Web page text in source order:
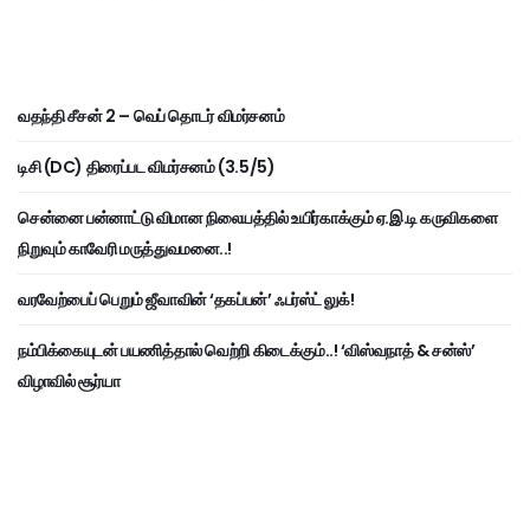
வதந்தி சீசன் 2 – வெப் தொடர் விமர்சனம்
டிசி (DC) திரைப்பட விமர்சனம் (3.5/5)
சென்னை பன்னாட்டு விமான நிலையத்தில் உயிர்காக்கும் ஏ.இ.டி கருவிகளை
நிறுவும் காவேரி மருத்துவமனை..!
வரவேற்பைப் பெறும் ஜீவாவின் ‘தகப்பன்’ ஃபர்ஸ்ட் லுக்!
நம்பிக்கையுடன் பயணித்தால் வெற்றி கிடைக்கும்..! ‘விஸ்வநாத் & சன்ஸ்’
விழாவில் சூர்யா